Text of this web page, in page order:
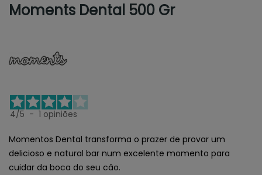
Moments Dental 500 Gr
4/5 - 1 opiniões
Momentos Dental transforma o prazer de provar um
delicioso e natural bar num excelente momento para
cuidar da boca do seu cão.